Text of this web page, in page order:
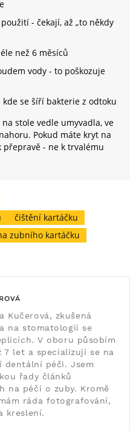
- čekají, až „to někdy
než 6 měsíců
vody - to poškozuje
se šíří bakterie z odtoku
stole vedle umyvadla, ve
Pokud máte kryt na
přepravě - ne k trvalému
čištění kartáčku
zubního kartáčku
Kučerová, zkušená
na stomatologii se
V oboru působím
7 let a specializuji se na
dentální péči. Jsem
řady článků
na péči o zuby. Kromě
ráda fotografování,
kreslení.